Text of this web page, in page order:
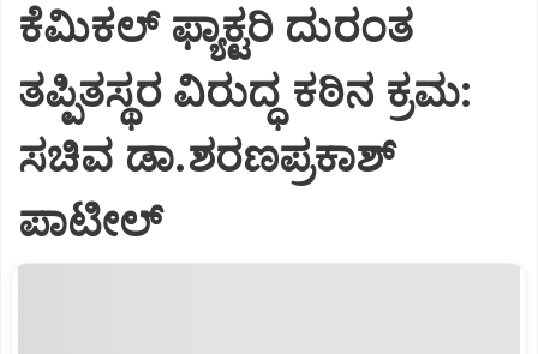
ಕೆಮಿಕಲ್ ಫ್ಯಾಕ್ಟರಿ ದುರಂತ
ತಪ್ಪಿತಸ್ಥರ ವಿರುದ್ಧ ಕಠಿನ ಕ್ರಮ:
ಸಚಿವ ಡಾ.ಶರಣಪ್ರಕಾಶ್
ಪಾಟೀಲ್